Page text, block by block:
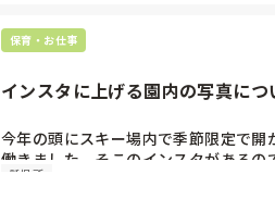
外の様子を見せると泣き止むお子さんも
保育・お仕事
インスタに上げる園内の写真につ
今年の頭にスキー場内で季節限定で開
働きました。そこのインスタがあるの
タッフがこの写真をアップしました。
託児所